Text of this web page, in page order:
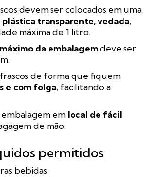
devem ser colocados em uma
plástica transparente, vedada,
máxima de 1 litro.
da embalagemdeve ser
de forma que fiquem
e com folga, facilitando a
em local de fácil
de mão.
permitidos
bebidas